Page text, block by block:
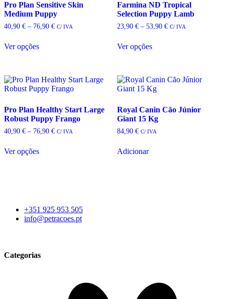
Pro Plan Sensitive Skin
Medium Puppy
40,90 € – 76,90 €Price
C/ IVA
Ver opções
multiple
variants.
options
may
be
chosen
the
Farmina ND Tropical
Selection Puppy Lamb
23,90 € – 53,90 €Price
C/ IVA
Ver opções
multiple
variants.
options
may
be
chosen
the
Pro Plan Healthy Start Large
Robust Puppy Frango
40,90 € – 76,90 €Price
C/ IVA
Ver opções
options
may
the
Royal Canin Cão Júnior
Giant 15 Kg
84,90 € C/ IVA
Adicionar
+351 925 953 505
info@petracoes.pt
Categorias